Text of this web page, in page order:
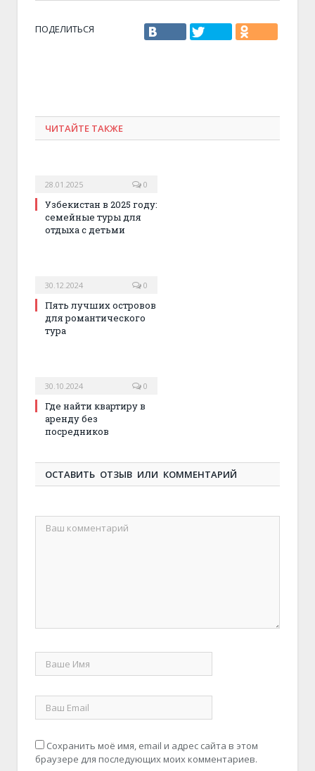
ПОДЕЛИТЬСЯ
ЧИТАЙТЕ ТАКЖЕ
28.01.2025 0
Узбекистан в 2025 году:
семейные туры для
отдыха с детьми
30.12.2024 0
Пять лучших островов
для романтического
тура
30.10.2024 0
Где найти квартиру в
аренду без
посредников
ОСТАВИТЬ ОТЗЫВ ИЛИ КОММЕНТАРИЙ
Сохранить моё имя, email и адрес сайта в этом
браузере для последующих моих комментариев.